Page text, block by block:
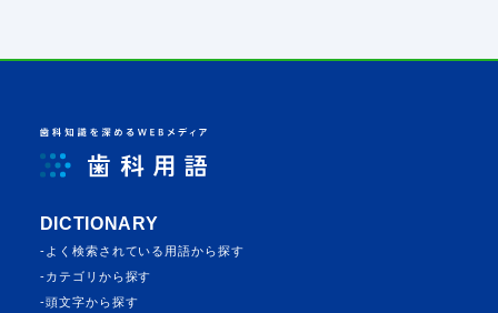
DICTIONARY
よく検索されている⽤語から探す
カテゴリから探す
頭⽂字から探す